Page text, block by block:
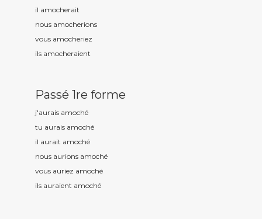
il amocherait
nous amocherions
vous amocheriez
ils amocheraient
Passé 1re forme
j'aurais amoché
tu aurais amoché
il aurait amoché
nous aurions amoché
vous auriez amoché
ils auraient amoché